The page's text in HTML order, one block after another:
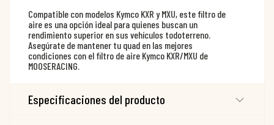
Compatible con modelos Kymco KXR y MXU, este filtro de
aire es una opción ideal para quienes buscan un
rendimiento superior en sus vehículos todoterreno.
Asegúrate de mantener tu quad en las mejores
condiciones con el filtro de aire Kymco KXR/MXU de
MOOSERACING.
Especificaciones del producto